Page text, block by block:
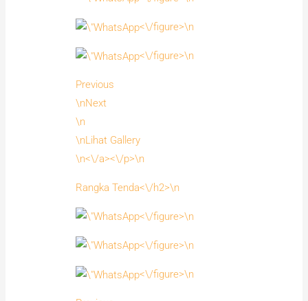
<\/figure>\n
<\/figure>\n
Previous
\nNext
\n
\nLihat Gallery
\n<\/a><\/p>\n
Rangka Tenda<\/h2>\n
<\/figure>\n
<\/figure>\n
<\/figure>\n